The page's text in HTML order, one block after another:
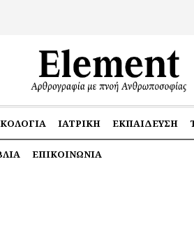
ΙΑΤΡΙΚΉ ΕΚΠΑΊΔΕΥΣΗ
ΕΠΙΚΟΙΝΩΝΊΑ